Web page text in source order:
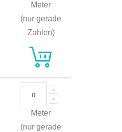
Meter
(nur gerade
Zahlen)
Meter
(nur gerade